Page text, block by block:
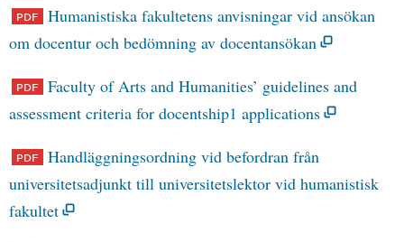
Humanistiska fakultetens anvisningar vid ansökan
om docentur och bedömning av docentansökan
Faculty of Arts and Humanities’ guidelines and
assessment criteria for docentship1 applications
Handläggningsordning vid befordran från
universitetsadjunkt till universitetslektor vid humanistisk
fakultet